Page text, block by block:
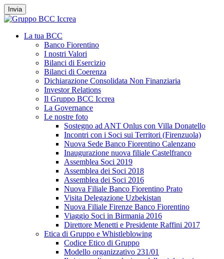
Invia
La tua BCC
Banco Fiorentino
I nostri Valori
Bilanci di Esercizio
Bilanci di Coerenza
Dichiarazione Consolidata Non Finanziaria
Investor Relations
Il Gruppo BCC Iccrea
La Governance
Le nostre foto
Sostegno ad ANT Onlus con Villa Donatello
Incontri con i Soci sui Territori (Firenzuola)
Nuova Sede Banco Fiorentino Calenzano
Inaugurazione nuova filiale Castelfranco
Assemblea Soci 2019
Assemblea dei Soci 2018
Assemblea dei Soci 2016
Nuova Filiale Banco Fiorentino Prato
Visita Delegazione Uzbekistan
Nuova Filiale Firenze Banco Fiorentino
Viaggio Soci in Birmania 2016
Direttore Menetti e Presidente Raffini 2017
Etica di Gruppo e Whistleblowing
Codice Etico di Gruppo
Modello organizzativo 231/01